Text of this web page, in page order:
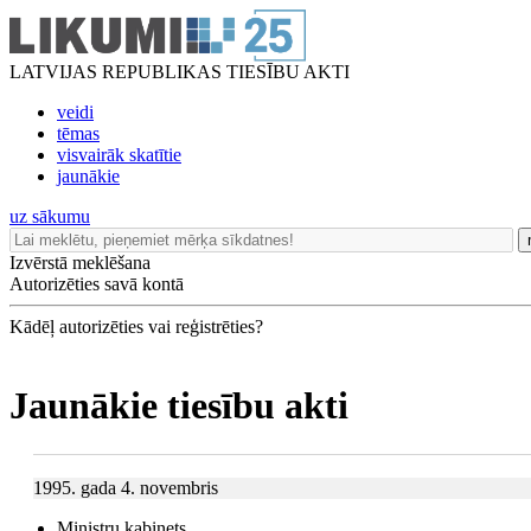
LATVIJAS REPUBLIKAS TIESĪBU AKTI
veidi
tēmas
visvairāk skatītie
jaunākie
uz sākumu
Izvērstā meklēšana
Autorizēties savā kontā
Kādēļ autorizēties vai reģistrēties?
Jaunākie tiesību akti
1995. gada 4. novembris